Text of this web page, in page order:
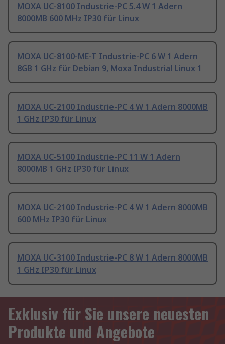
MOXA UC-8100 Industrie-PC 5.4 W 1 Adern
8000MB 600 MHz IP30 für Linux
MOXA UC-8100-ME-T Industrie-PC 6 W 1 Adern
8GB 1 GHz für Debian 9, Moxa Industrial Linux 1
MOXA UC-2100 Industrie-PC 4 W 1 Adern 8000MB
1 GHz IP30 für Linux
MOXA UC-5100 Industrie-PC 11 W 1 Adern
8000MB 1 GHz IP30 für Linux
MOXA UC-2100 Industrie-PC 4 W 1 Adern 8000MB
600 MHz IP30 für Linux
MOXA UC-3100 Industrie-PC 8 W 1 Adern 8000MB
1 GHz IP30 für Linux
Exklusiv für Sie unsere neuesten
Produkte und Angebote